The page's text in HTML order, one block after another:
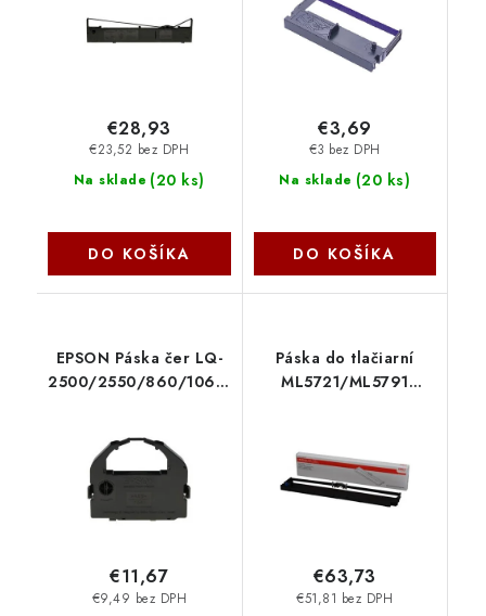
Na sklade (20 ks)
€23,52 bez DPH
€28,93
DO KOŠÍKA
Na sklade (20 ks)
€3 bez DPH
€3,69
DO KOŠÍKA
EPSON Páska čer LQ-
2500/2550/860/1060/670/680/Pro
€9,49 bez DPH
€11,67
Páska do tlačiarní
ML5721/ML5791
€51,81 bez DPH
€63,73